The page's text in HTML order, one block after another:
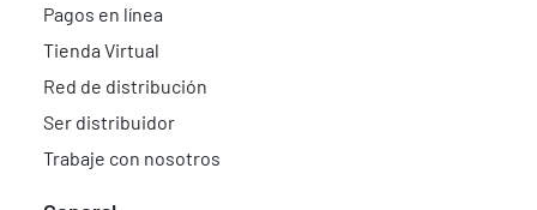
Pagos en línea
Tienda Virtual
Red de distribución
Ser distribuidor
Trabaje con nosotros